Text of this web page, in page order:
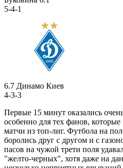
5-4-1
6.7 Динамо Киев
4-3-3
Первые 15 минут оказались
особенно для тех фанов,
матчи из топ-лиг. Футбола на
боролись друг с другом и с
пасов на чужой трети поля
"желто-черных", хотя даже на